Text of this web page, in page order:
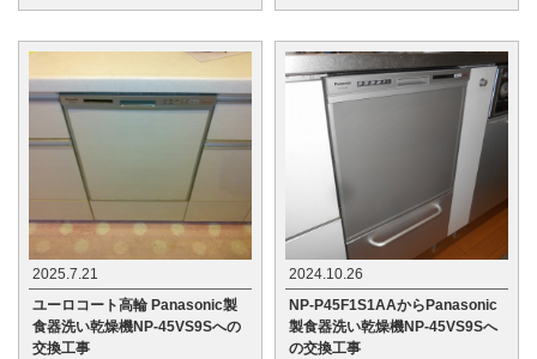
2025.7.21
ユーロコート高輪 Panasonic製
食器洗い乾燥機NP-45VS9Sへの
交換工事
2024.10.26
NP-P45F1S1AAからPanasonic
製食器洗い乾燥機NP-45VS9Sへ
の交換工事